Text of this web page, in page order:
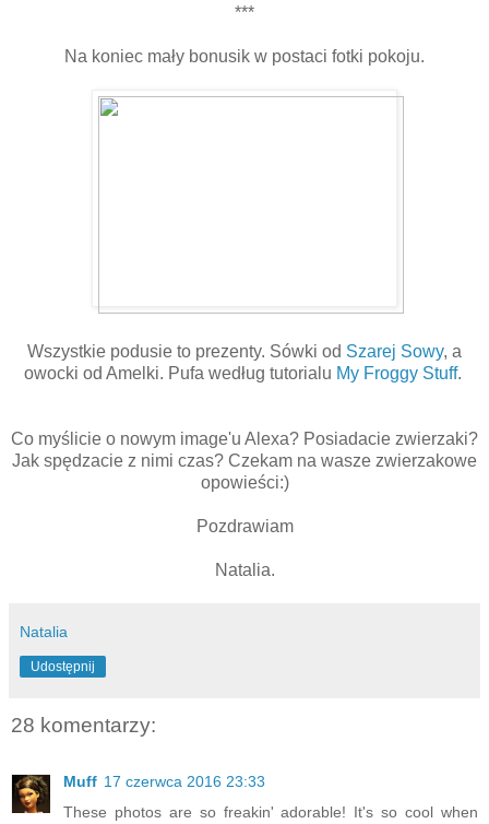
***
Na koniec mały bonusik w postaci fotki pokoju.
Wszystkie podusie to prezenty. Sówki od Szarej Sowy, a
owocki od Amelki. Pufa według tutorialu My Froggy Stuff.
Co myślicie o nowym image'u Alexa? Posiadacie zwierzaki?
Jak spędzacie z nimi czas? Czekam na wasze zwierzakowe
opowieści:)
Pozdrawiam
Natalia.
Natalia
Udostępnij
28 komentarzy:
Muff 17 czerwca 2016 23:33
These photos are so freakin' adorable! It's so cool when